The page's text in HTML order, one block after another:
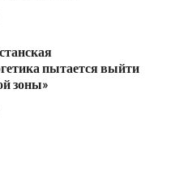
пытается выйти
зоны»